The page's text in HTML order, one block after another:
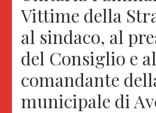
Vittime della
al sindaco, al
del Consiglio e al
comandante
municipale di